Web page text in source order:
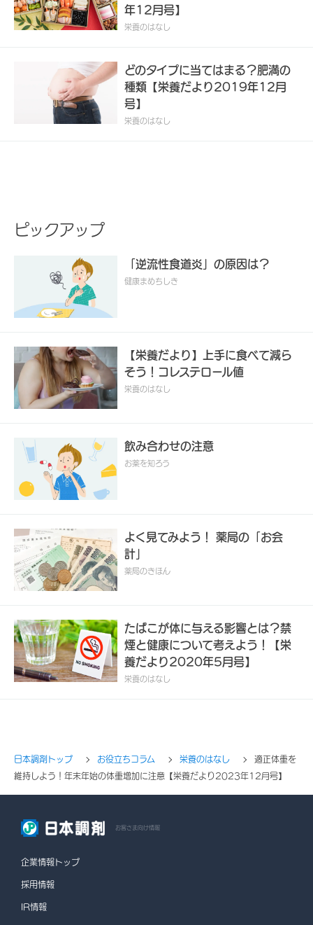
年12月号】
栄養のはなし
どのタイプに当てはまる？肥満の
種類【栄養だより2019年12月
号】
栄養のはなし
ピックアップ
「逆流性食道炎」の原因は？
健康まめちしき
【栄養だより】上手に食べて減ら
そう！コレステロール値
栄養のはなし
飲み合わせの注意
お薬を知ろう
よく見てみよう！ 薬局の「お会
計」
薬局のきほん
たばこが体に与える影響とは？禁
煙と健康について考えよう！【栄
養だより2020年5月号】
栄養のはなし
日本調剤トップ お役立ちコラム 栄養のはなし
適正体重を
維持しよう！年末年始の体重増加に注意【栄養だより2023年12月号】
お客さま向け情報
企業情報トップ
採用情報
IR情報